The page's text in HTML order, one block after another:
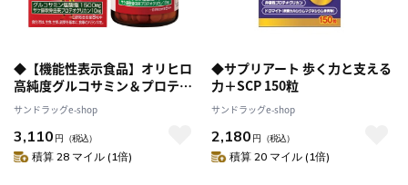
◆【機能性表示食品】オリヒロ
高純度グルコサミン＆プロテオ
グリカン 240粒
サンドラッグe-shop
3,110 円 （税込）
積算 28 マイル (1倍)
◆サプリアート 歩く力と支える
力＋SCP 150粒
サンドラッグe-shop
2,180 円 （税込）
積算 20 マイル (1倍)